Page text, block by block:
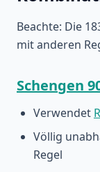
Beachte: Die
mit anderen
Schengen
Verwendet
Völlig
Regel